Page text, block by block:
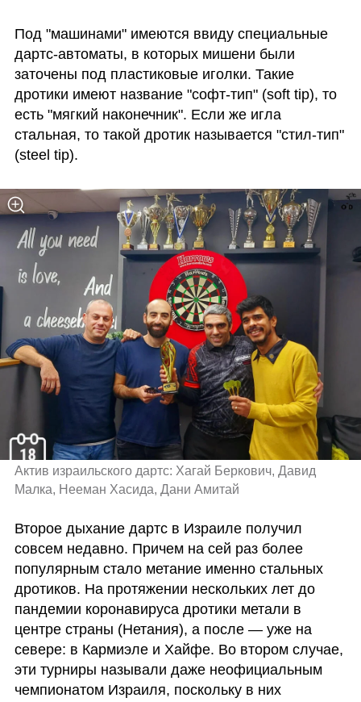
Под "машинами" имеются ввиду специальные
дартс-автоматы, в которых мишени были
заточены под пластиковые иголки. Такие
дротики имеют название "софт-тип" (soft tip), то
есть "мягкий наконечник". Если же игла
стальная, то такой дротик называется "стил-тип"
(steel tip).
Актив израильского дартс: Хагай Беркович, Давид
Малка, Нееман Хасида, Дани Амитай
Второе дыхание дартс в Израиле получил
совсем недавно. Причем на сей раз более
популярным стало метание именно стальных
дротиков. На протяжении нескольких лет до
пандемии коронавируса дротики метали в
центре страны (Нетания), а после — уже на
севере: в Кармиэле и Хайфе. Во втором случае,
эти турниры называли даже неофициальным
чемпионатом Израиля, поскольку в них